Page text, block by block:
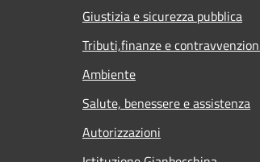
Giustizia e sicurezza pubblica
Tributi,finanze e
Ambiente
Salute, benessere e assistenza
Autorizzazioni